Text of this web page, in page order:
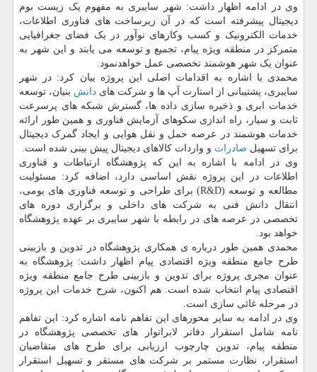
وی در ادامه اظهار داشت: شهر سایبری به مفهوم یک زیست بوم
دیجیتال پیشرفته است که در آن زیرساخت های فناوری اطلاعات،
خدمات الکترونیک و کسب وکارهای نوآور در یک فضای جغرافیایی
متمرکز در منطقه ویژه پیام، تجمیع و توسعه می یابند و این شهر به
عنوان یک شهر هوشمند تخصصی عمل خواهدنمود.
محمدی با اشاره به اقدامات اصلی این پروژه بیان کرد: در شهر
سایبری، پشتیبانی از استارت آپ ها و شرکت های دانش بنیان، توسعه
خدمات ابری و ذخیره سازی داده ها، گسترش شبکه های پرسرعت
ثابت و سیار، راه اندازی سکوهای آزمایش فناوری و همین طور ارائه
خدمات هوشمند در عرصه حمل و نقل هوایی و ایجاد گمرک دیجیتال
برای تسهیل صادرات و واردات کالاهای دیجیتال پیش بینی شده است.
وی در ادامه با اشاره به این که پژوهشگاه ارتباطات و فناوری
اطلاعات در این پروژه نقش اساسی دارد، اضافه کرد: مسئولیت
مطالعه و توسعه (R&D) برای طراحی و توسعه فناوری های بومی،
انتقال دانش فنی به شرکت های داخلی و برگزاری دوره های
تخصصی در عرصه های در رابطه با شهر سایبری بر عهده پژوهشگاه
خواهد بود.
محمدی همین طور درباره ی همکاری پژوهشگاه در تدوین و بازبینی
طرح جامع منطقه ویژه اقتصادی پیام اظهار داشت: پژوهشگاه به
عنوان مجری پروژه برای تدوین و بازبینی طرح جامع منطقه ویژه
اقتصادی پیام انتخاب شده است. هم اکنون، شرح خدمات این پروژه
در مرحله غائی سازی است.
وی در ادامه به سایر محورهای این تفاهم نامه اشاره کرد: این تفاهم
نامه شامل استقرار دفاتر لابراتوار های تخصصی پژوهشگاه در
منطقه پیام، تدوین چارچوب ارزیابی برای طرح های متقاضیان
استقرار، نظارت مستمر بر شرکت های مستقر و تسهیل استقرار